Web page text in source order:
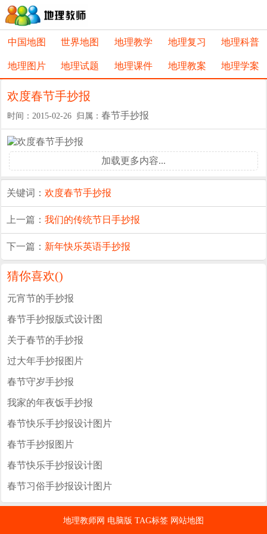
中国地图 世界地图 地理教学 地理复习 地理科普
地理图片 地理试题 地理课件 地理教案 地理学案
欢度春节手抄报
时间：2015-02-26 归属：春节手抄报
加载更多内容...
关键词：欢度春节手抄报
上一篇：我们的传统节日手抄报
下一篇： 新年快乐英语手抄报
猜你喜欢()
元宵节的手抄报
春节手抄报版式设计图
关于春节的手抄报
过大年手抄报图片
春节守岁手抄报
我家的年夜饭手抄报
春节快乐手抄报设计图片
春节手抄报图片
春节快乐手抄报设计图
春节习俗手抄报设计图片
地理教师网 电脑版 TAG标签 网站地图